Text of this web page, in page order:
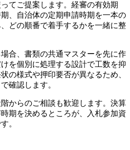
てご提案します。経審の有効期
、自治体の定期申請時期を一本の
どの順番で着手するかを一緒に整
合、書類の共通マスターを先に作
を個別に処理する設計で工数を抑
の様式や押印要否が異なるため、
確認します。
からのご相談も歓迎します。決算
期を決めるところが、入札参加資
。